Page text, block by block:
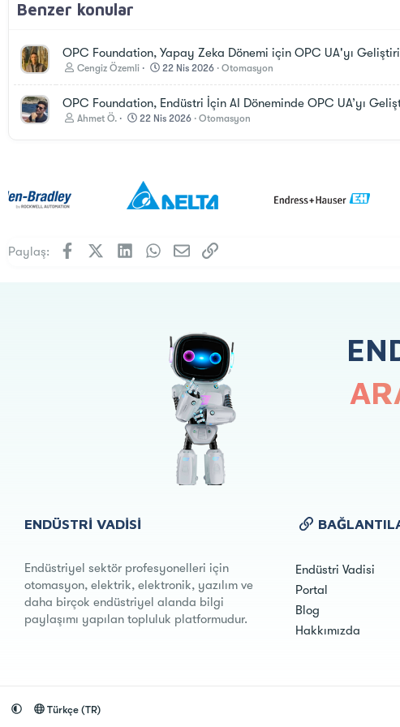
Benzer konular
OPC Foundation, Yapay Zeka Dönemi için OPC UA'yı
Cengiz Özemli 22 Nis 2026 Otomasyon
OPC Foundation, Endüstri İçin AI Döneminde OPC UA’yı
Ahmet Ö. 22 Nis 2026 Otomasyon
Paylaş: FacebookX (Twitter)LinkedInWhatsApp
E-postaLink
ENDÜSTRI VADISI
Endüstriyel sektör profesyonelleri için
otomasyon, elektrik, elektronik, yazılım ve
daha birçok endüstriyel alanda bilgi
paylaşımı yapılan topluluk platformudur.
Endüstri Vadisi
Portal
Blog
Hakkımızda
Türkçe (TR)